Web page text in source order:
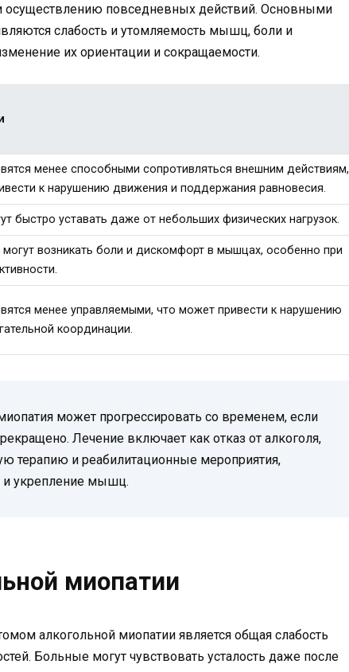
осуществлению повседневных действий. Основными
слабость и утомляемость мышц, боли и
их ориентации и сокращаемости.
менее способными сопротивляться внешним действиям,
к нарушению движения и поддержания равновесия.
быстро уставать даже от небольших физических нагрузок.
могут возникать боли и дискомфорт в мышцах, особенно при
менее управляемыми, что может привести к нарушению
координации.
может прогрессировать со временем, если
Лечение включает как отказ от алкоголя,
терапию и реабилитационные мероприятия,
и укрепление мышц.
миопатии
алкогольной миопатии является общая слабость
Больные могут чувствовать усталость даже после